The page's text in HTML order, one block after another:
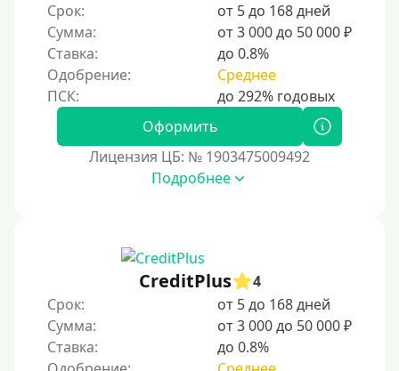
С помощью системы быстрых платежей (СБП)
Способы получения
Без активации сервиса
Без участия банков
На сберкнижку
Без посещения офиса
В ломбарде
Роботы займов
Перевод средств на карту через Telegram
Срок:
от 5 до 168 дней
Сумма:
от 3 000 до 50 000 ₽
Ставка:
до 0.8%
Одобрение:
Среднее
Оформить
Лицензия ЦБ: № 1903475009492
Подробнее
CreditPlus
4
Срок:
от 5 до 168 дней
Сумма:
от 3 000 до 50 000 ₽
Ставка:
до 0.8%